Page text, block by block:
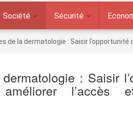
Société Sécurité
de la dermatologie : Saisir
: Saisir
l’accès